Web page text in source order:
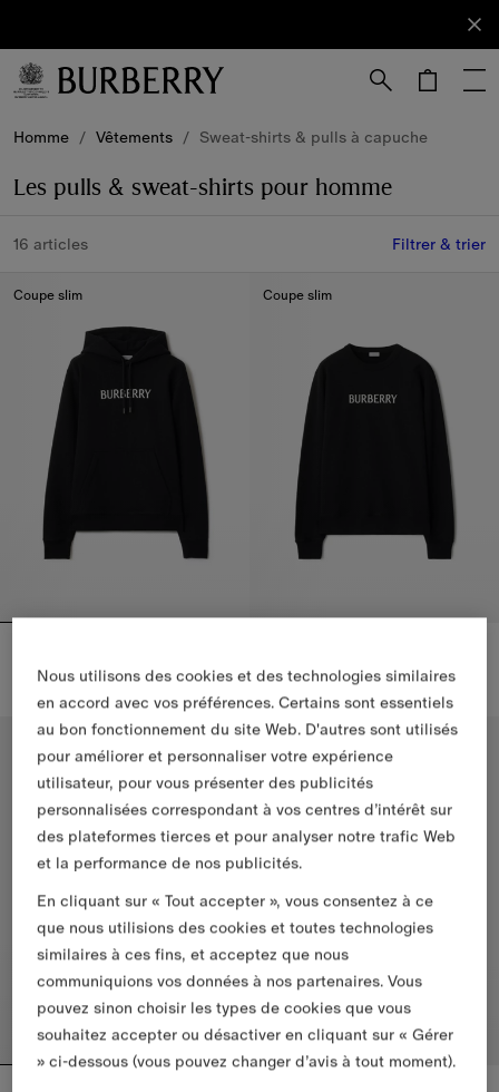
Abonnez-
vous à
notre
Homme / Vêtements / Sweat-shirts & pulls à capuche
Les pulls & sweat-shirts pour homme
16 articles Filtrer & trier
Coupe slim
Hoodie en coton à logo, 625,00 €
Coupe slim
Sweat-shirt en coton à logo,
Coupe casual Coupe slim
Nous utilisons des cookies et des technologies similaires
en accord avec vos préférences. Certains sont essentiels
au bon fonctionnement du site Web. D'autres sont utilisés
pour améliorer et personnaliser votre expérience
utilisateur, pour vous présenter des publicités
personnalisées correspondant à vos centres d’intérêt sur
des plateformes tierces et pour analyser notre trafic Web
et la performance de nos publicités.
En cliquant sur « Tout accepter », vous consentez à ce
que nous utilisions des cookies et toutes technologies
similaires à ces fins, et acceptez que nous
communiquions vos données à nos partenaires. Vous
pouvez sinon choisir les types de cookies que vous
souhaitez accepter ou désactiver en cliquant sur « Gérer
» ci-dessous (vous pouvez changer d’avis à tout moment).